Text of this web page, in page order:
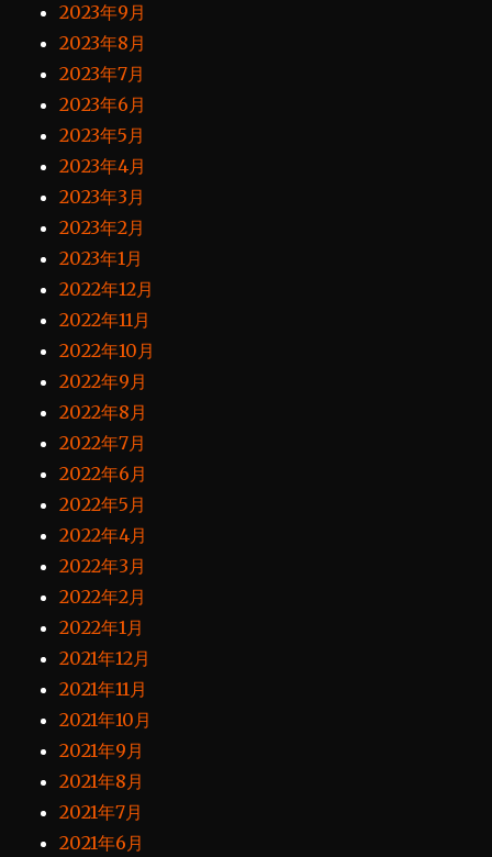
2023年9月
2023年8月
2023年7月
2023年6月
2023年5月
2023年4月
2023年3月
2023年2月
2023年1月
2022年12月
2022年11月
2022年10月
2022年9月
2022年8月
2022年7月
2022年6月
2022年5月
2022年4月
2022年3月
2022年2月
2022年1月
2021年12月
2021年11月
2021年10月
2021年9月
2021年8月
2021年7月
2021年6月